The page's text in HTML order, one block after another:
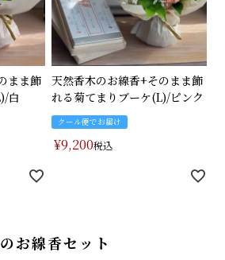
まま飾
白
天然香木のお線香+そのまま飾
れる菊てまりブーケ(L)/ピンク
クール便でお届け
¥9,200税込
お線香セット